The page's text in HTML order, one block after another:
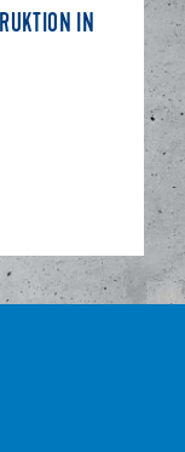
IN